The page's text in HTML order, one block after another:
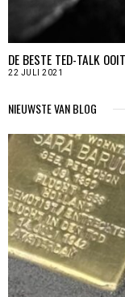
DE BESTE TED-TALK
22 JULI 2021
NIEUWSTE VAN BLOG